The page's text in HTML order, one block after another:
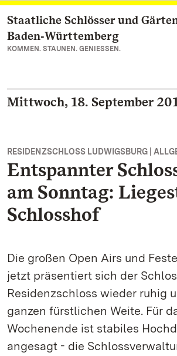
Zum Hauptinhalt springen
Staatliche Schlösser und
Baden‑Württemberg
KOMMEN. STAUNEN. GENIESSEN.
Mittwoch, 18. September
RESIDENZSCHLOSS LUDWIGSBURG |
Entspannter
am Sonntag:
Schlosshof
Die großen Open Airs und
jetzt präsentiert sich der
Residenzschloss wieder ruhig
ganzen fürstlichen Weite. Für
Wochenende ist stabiles
angesagt - die